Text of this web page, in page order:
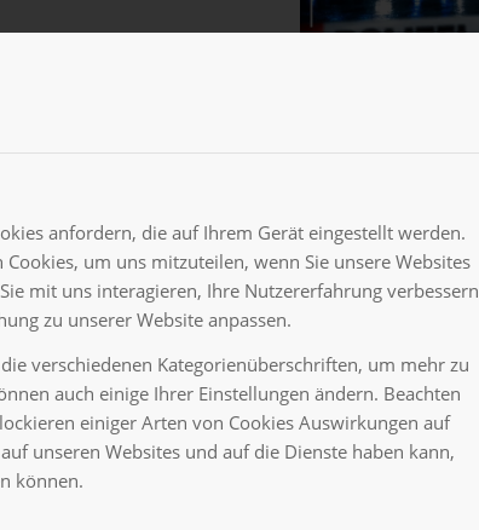
anfordern, die auf Ihrem Gerät eingestellt werden.
um uns mitzuteilen, wenn Sie unsere Websites
mit uns interagieren, Ihre Nutzererfahrung verbessern
zu unserer Website anpassen.
verschiedenen Kategorienüberschriften, um mehr zu
auch einige Ihrer Einstellungen ändern. Beachten
einiger Arten von Cookies Auswirkungen auf
unseren Websites und auf die Dienste haben kann,
können.